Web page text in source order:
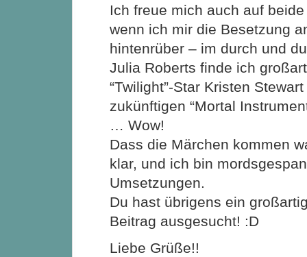
Ich freue mich auch auf
wenn ich mir die Besetzung
hintenrüber – im durch und
Julia Roberts finde ich
“Twilight”-Star Kristen
zukünftigen “Mortal
… Wow!
Dass die Märchen kommen
klar, und ich bin
Umsetzungen.
Du hast übrigens ein
Beitrag ausgesucht! :D
Liebe Grüße!!